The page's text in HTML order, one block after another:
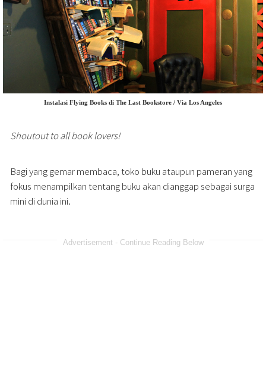
Instalasi Flying Books di The Last Bookstore / Via Los Angeles
Shoutout to all book lovers!
Bagi yang gemar membaca, toko buku ataupun pameran yang
fokus menampilkan tentang buku akan dianggap sebagai surga
mini di dunia ini.
Advertisement - Continue Reading Below